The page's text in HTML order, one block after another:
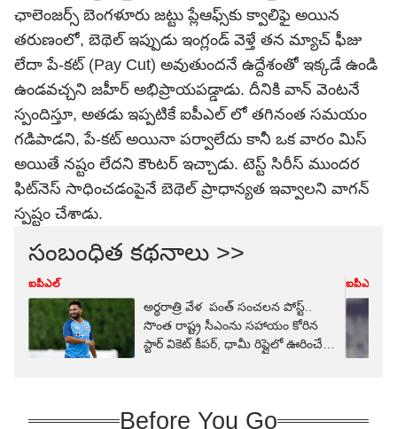
ఛాలెంజర్స్ బెంగళూరు జట్టు ప్లేఆఫ్స్‌కు క్వాలిఫై అయిన
తరుణంలో, బెథెల్ ఇప్పుడు ఇంగ్లండ్ వెళ్తే తన మ్యాచ్ ఫీజు
లేదా పే-కట్ (Pay Cut) అవుతుందనే ఉద్దేశంతో ఇక్కడే ఉండి
ఉండవచ్చని జహీర్ అభిప్రాయపడ్డాడు. దీనికి వాన్ వెంటనే
స్పందిస్తూ, అత‌డు ఇప్పటికే ఐపీఎల్ లో తగినంత సమయం
గడిపాడని, పే-కట్ అయినా పర్వాలేదు కానీ ఒక వారం మిస్
అయితే నష్టం లేదని కౌంటర్ ఇచ్చాడు. టెస్ట్ సిరీస్ ముందర
ఫిట్‌నెస్ సాధించడంపైనే బెథెల్ ప్రాధాన్యత ఇవ్వాలని వాగన్
స్పష్టం చేశాడు.
సంబంధిత కథనాలు >>
ఐపీఎల్
అర్థరాత్రి వేళ పంత్ సంచలన పోస్ట్..
సొంత రాష్ట్ర సీఎంను సహాయం కోరిన
స్టార్ వికెట్ కీపర్, ధామీ రిప్లైలో ఊరించే
ఐపీఎల్
Before You Go